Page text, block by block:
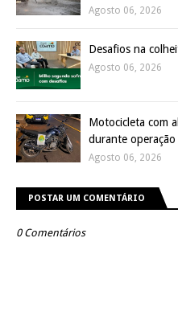
Agosto 06, 2026
Desafios na
Agosto 06, 2026
Motocicleta com
durante
Agosto 06, 2026
POSTAR UM COMENTÁRIO
0 Comentários